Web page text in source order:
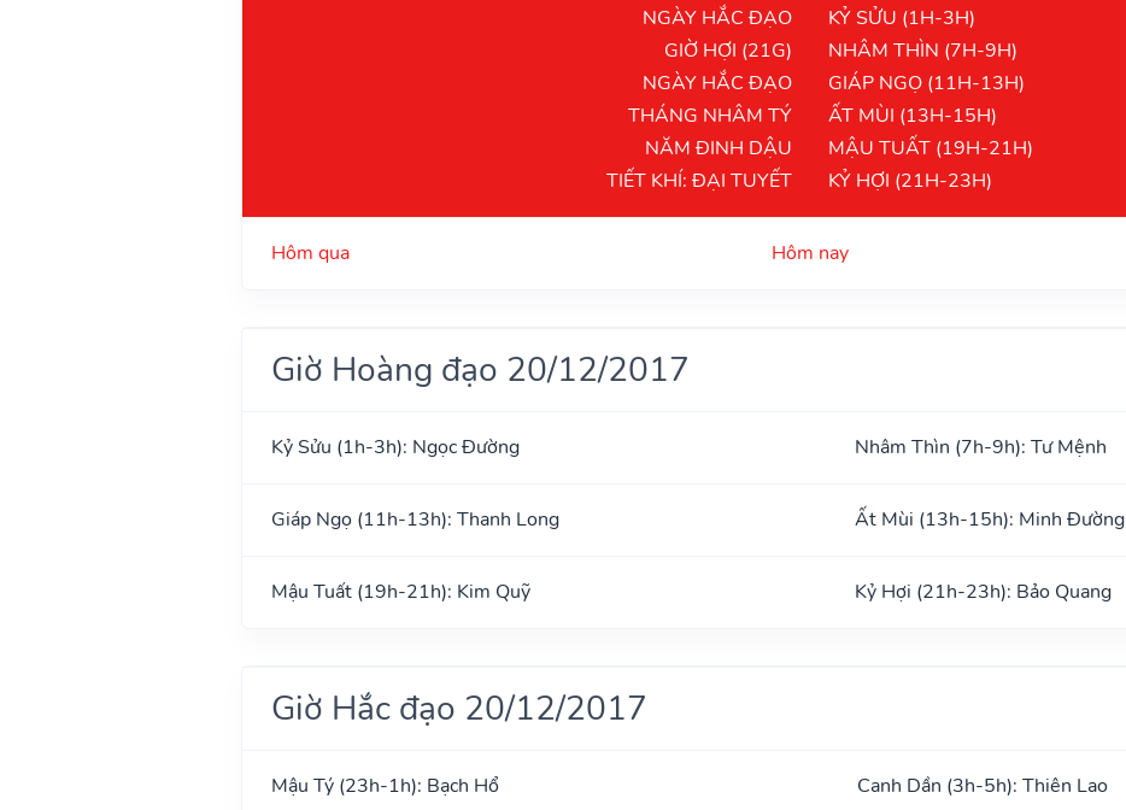
NGÀY HẮC ĐẠO
GIỜ HỢI (21G)
NGÀY HẮC ĐẠO
THÁNG NHÂM TÝ
NĂM ĐINH DẬU
TIẾT KHÍ: ĐẠI TUYẾT
KỶ SỬU (1H-3H)
NHÂM THÌN (7H-9H)
GIÁP NGỌ (11H-13H)
ẤT MÙI (13H-15H)
MẬU TUẤT (19H-21H)
KỶ HỢI (21H-23H)
Hôm qua Hôm nay
Giờ Hoàng đạo 20/12/2017
Kỷ Sửu (1h-3h): Ngọc Đường Nhâm Thìn (7h-9h): Tư Mệnh
Giáp Ngọ (11h-13h): Thanh Long Ất Mùi (13h-15h): Minh Đường
Mậu Tuất (19h-21h): Kim Quỹ Kỷ Hợi (21h-23h): Bảo Quang
Giờ Hắc đạo 20/12/2017
Mậu Tý (23h-1h): Bạch Hổ Canh Dần (3h-5h): Thiên Lao